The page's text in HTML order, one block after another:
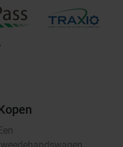
Een